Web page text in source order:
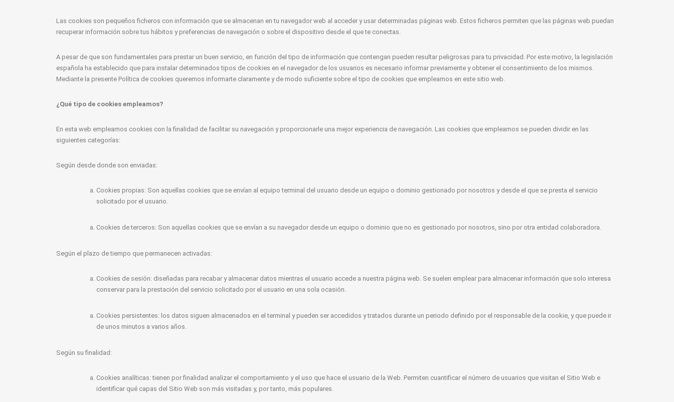
Las cookies son pequeños ficheros con información que se almacenan en tu navegador web al acceder y usar determinadas páginas web. Estos ficheros permiten que las páginas web puedan
recuperar información sobre tus hábitos y preferencias de navegación o sobre el dispositivo desde el que te conectas.
A pesar de que son fundamentales para prestar un buen servicio, en función del tipo de información que contengan pueden resultar peligrosas para tu privacidad. Por este motivo, la legislación
española ha establecido que para instalar determinados tipos de cookies en el navegador de los usuarios es necesario informar previamente y obtener el consentimiento de los mismos.
Mediante la presente Política de cookies queremos informarte claramente y de modo suficiente sobre el tipo de cookies que empleamos en este sitio web.
¿Qué tipo de cookies empleamos?
En esta web empleamos cookies con la finalidad de facilitar su navegación y proporcionarle una mejor experiencia de navegación. Las cookies que empleamos se pueden dividir en las
siguientes categorías:
Según desde donde son enviadas:
Cookies propias: Son aquellas cookies que se envían al equipo terminal del usuario desde un equipo o dominio gestionado por nosotros y desde el que se presta el servicio
solicitado por el usuario.
Cookies de terceros: Son aquellas cookies que se envían a su navegador desde un equipo o dominio que no es gestionado por nosotros, sino por otra entidad colaboradora.
Según el plazo de tiempo que permanecen activadas:
Cookies de sesión: diseñadas para recabar y almacenar datos mientras el usuario accede a nuestra página web. Se suelen emplear para almacenar información que solo interesa
conservar para la prestación del servicio solicitado por el usuario en una sola ocasión.
Cookies persistentes: los datos siguen almacenados en el terminal y pueden ser accedidos y tratados durante un periodo definido por el responsable de la cookie, y que puede ir
de unos minutos a varios años.
Según su finalidad:
Cookies analíticas: tienen por finalidad analizar el comportamiento y el uso que hace el usuario de la Web. Permiten cuantificar el número de usuarios que visitan el Sitio Web e
identificar qué capas del Sitio Web son más visitadas y, por tanto, más populares.